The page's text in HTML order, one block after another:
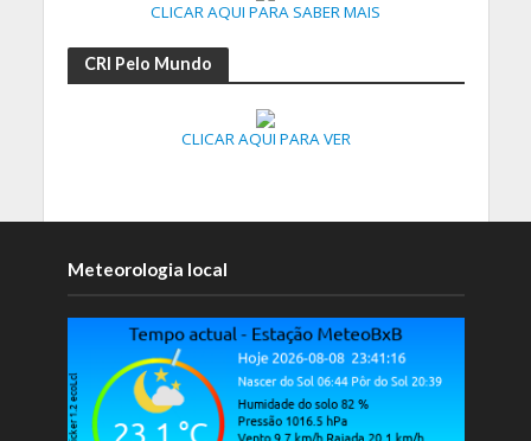
CLICAR AQUI PARA SABER MAIS
CRI Pelo Mundo
CLICAR AQUI PARA VER
Meteorologia local